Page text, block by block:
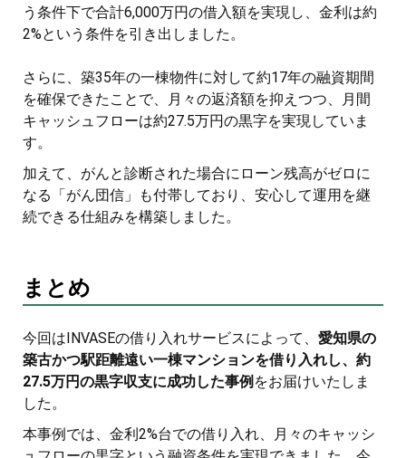
う条件下で合計6,000万円の借入額を実現し、金利は約
2%という条件を引き出しました。
さらに、築35年の一棟物件に対して約17年の融資期間
を確保できたことで、月々の返済額を抑えつつ、月間
キャッシュフローは約27.5万円の黒字を実現していま
す。
加えて、がんと診断された場合にローン残高がゼロに
なる「がん団信」も付帯しており、安心して運用を継
続できる仕組みを構築しました。
まとめ
今回はINVASEの借り入れサービスによって、 愛知県の
築古かつ駅距離遠い一棟マンションを借り入れし、約
27.5万円の黒字収支に成功した事例 をお届けいたしま
した。
本事例では、金利2%台での借り入れ、月々のキャッシ